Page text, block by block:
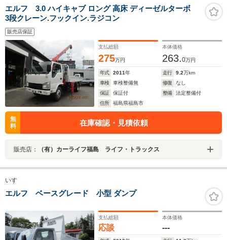
エルフ 3.0 ハイキャブ ロング 高床 ディーゼルターボ
3段クレーン.フックイン.ラジコン
販売店保証
支払総額
275万円
本体価格
263.0万円
年式 2011年 走行 9.2万km
車検
車検整備無 修復
なし
保証
保証付 整備
法定整備付
住所
福島県福島市
無
料
在庫確認・見積依頼
販売店： （有）カーライフ福島 ライフ・トラックス
いすゞ
エルフ ベースグレード 小型 ダンプ
支払総額
応談
本体価格
---